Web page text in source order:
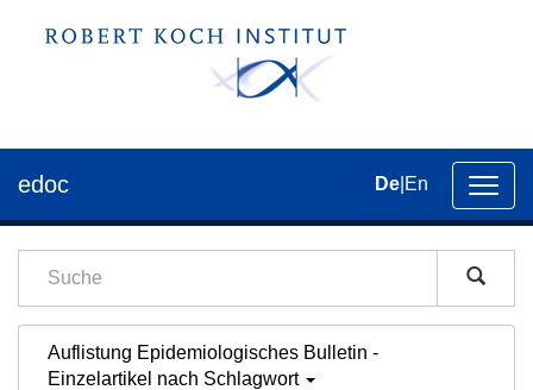
der
edoc De En
Auflistung Epidemiologisches Bulletin -
Einzelartikel nach Schlagwort